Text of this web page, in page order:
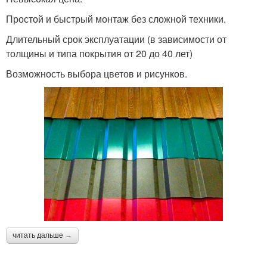
Простой и быстрый монтаж без сложной техники.
Длительный срок эксплуатации (в зависимости от
толщины и типа покрытия от 20 до 40 лет)
Возможность выбора цветов и рисунков.
читать дальше →